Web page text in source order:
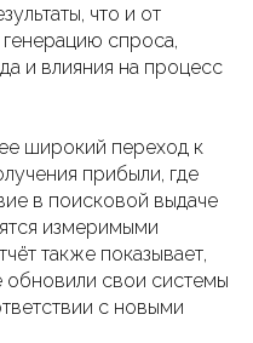
что и от
спроса,
и влияния на процесс
широкий переход к
прибыли, где
в поисковой выдаче
измеримыми
также показывает,
обновили свои системы
с новыми